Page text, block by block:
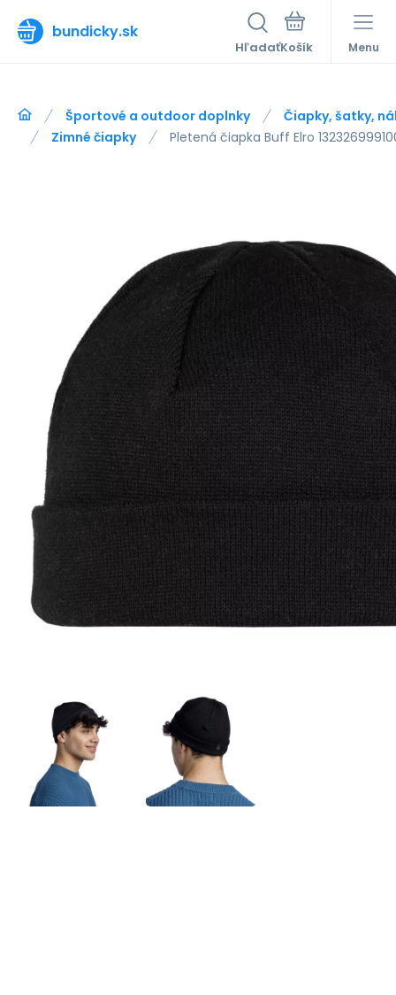
bundicky.sk
Hľadať Menu
Športové a outdoor doplnky
Čiapky, šatky,
Zimné čiapky
Pletená čiapka Buff Elro